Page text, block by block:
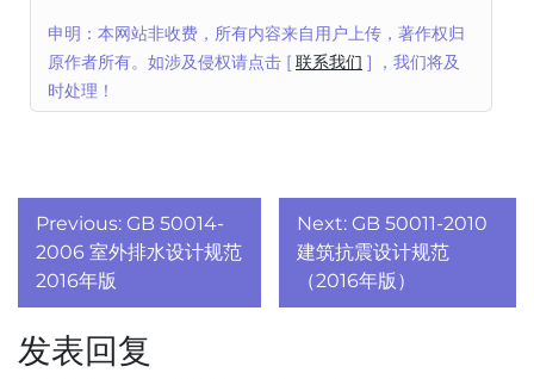
申明：本网站非收费，所有内容来自用户上传，著作权归
原作者所有。如涉及侵权请点击 [ 联系我们 ] ，我们将及
时处理！
文
章
导
航
Previous: GB 50014-
2006 室外排水设计规范
2016年版
Next: GB 50011-2010
建筑抗震设计规范
（2016年版）
发表回复